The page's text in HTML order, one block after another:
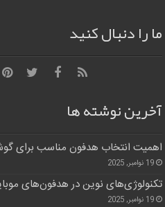
ما را دنبال کنید
آخرین نوشته ها
اهمیت انتخاب هدفون مناسب برای
19 نوامبر, 2025
تکنولوژی‌های نوین در هدفون‌های
19 نوامبر, 2025